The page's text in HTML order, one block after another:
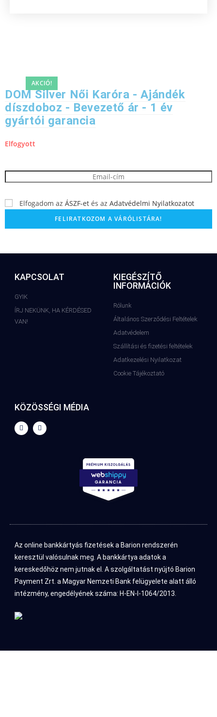
AKCIÓ!
DOM Silver Női Karóra - Ajándék
díszdoboz - Bevezető ár - 1 év
gyártói garancia
Elfogyott
Elfogadom az ÁSZF-et és az Adatvédelmi Nyilatkozatot
KAPCSOLAT
GYIK
ÍRJ NEKÜNK, HA KÉRDÉSED
VAN!
KIEGÉSZÍTŐ
INFORMÁCIÓK
Rólunk
Általános Szerződési Feltételek
Adatvédelem
Szállítási és fizetési feltételek
Adatkezelési Nyilatkozat
Cookie Tájékoztató
KÖZÖSSÉGI MÉDIA
Az online bankkártyás fizetések a Barion rendszerén
keresztül valósulnak meg. A bankkártya adatok a
kereskedőhöz nem jutnak el. A szolgáltatást nyújtó Barion
Payment Zrt. a Magyar Nemzeti Bank felügyelete alatt álló
intézmény, engedélyének száma: H-EN-I-1064/2013.